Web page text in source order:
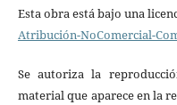
Esta obra está bajo una
Atribución-NoComercial-
Se autoriza la
material que aparece en la